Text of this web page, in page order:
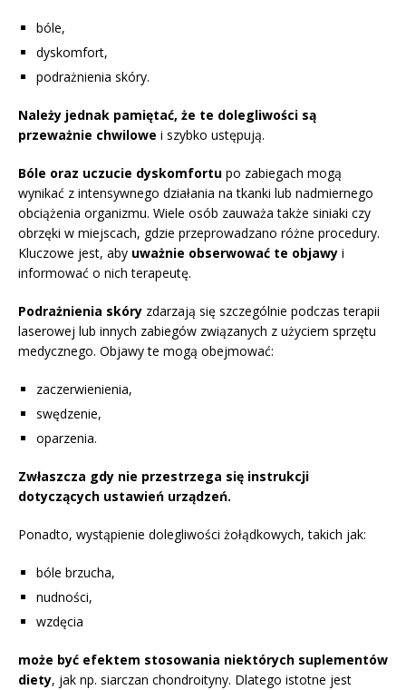
bóle,
dyskomfort,
podrażnienia skóry.
Należy jednak pamiętać, że te dolegliwości są
przeważnie chwilowe i szybko ustępują.
Bóle oraz uczucie dyskomfortu po zabiegach mogą
wynikać z intensywnego działania na tkanki lub nadmiernego
obciążenia organizmu. Wiele osób zauważa także siniaki czy
obrzęki w miejscach, gdzie przeprowadzano różne procedury.
Kluczowe jest, aby uważnie obserwować te objawy i
informować o nich terapeutę.
Podrażnienia skóry zdarzają się szczególnie podczas terapii
laserowej lub innych zabiegów związanych z użyciem sprzętu
medycznego. Objawy te mogą obejmować:
zaczerwienienia,
swędzenie,
oparzenia.
Zwłaszcza gdy nie przestrzega się instrukcji
dotyczących ustawień urządzeń.
Ponadto, wystąpienie dolegliwości żołądkowych, takich jak:
bóle brzucha,
nudności,
wzdęcia
może być efektem stosowania niektórych suplementów
diety, jak np. siarczan chondroityny. Dlatego istotne jest